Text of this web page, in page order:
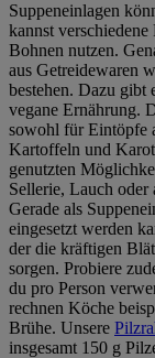
Suppeneinlagen
kannst
Bohnen nutzen.
aus Getreidewaren
bestehen. Dazu gibt
vegane Ernährung.
sowohl für Eintöpfe
Kartoffeln und
genutzten
Sellerie, Lauch oder
Gerade als
eingesetzt werden
der die kräftigen
sorgen. Probiere
du pro Person
rechnen Köche
Brühe. Unsere
insgesamt 150 g